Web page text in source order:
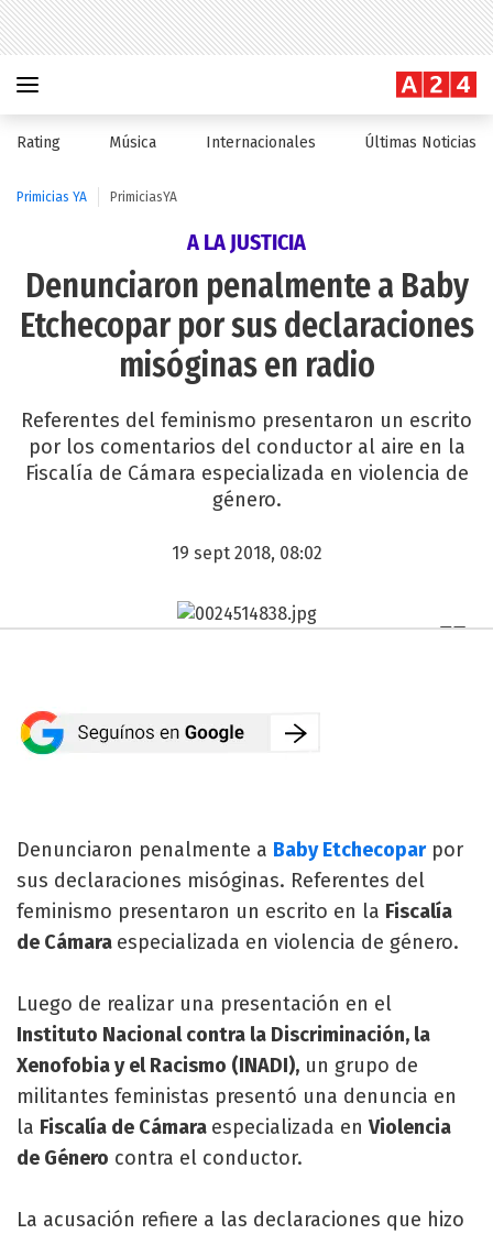
Rating Música Internacionales Últimas Noticias
Primicias YA PrimiciasYA
A LA JUSTICIA
Denunciaron penalmente a Baby
Etchecopar por sus declaraciones
misóginas en radio
Referentes del feminismo presentaron un escrito
por los comentarios del conductor al aire en la
Fiscalía de Cámara especializada en violencia de
género.
19 sept 2018, 08:02
Denunciaron penalmente a Baby Etchecoparpor
sus declaraciones misóginas. Referentes del
feminismo presentaron un escrito en la Fiscalía
de Cámara especializada en violencia de género.
Luego de realizar una presentación en el
Instituto Nacional contra la Discriminación, la
Xenofobia y el Racismo (INADI), un grupo de
militantes feministas presentó una denuncia en
la Fiscalía de Cámara especializada en Violencia
de Género contra el conductor.
La acusación refiere a las declaraciones que hizo